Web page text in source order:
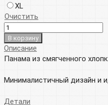
XL
Очистить
В корзину
Описание
Панама из смягченного
Минималистичный дизайн и
Детали